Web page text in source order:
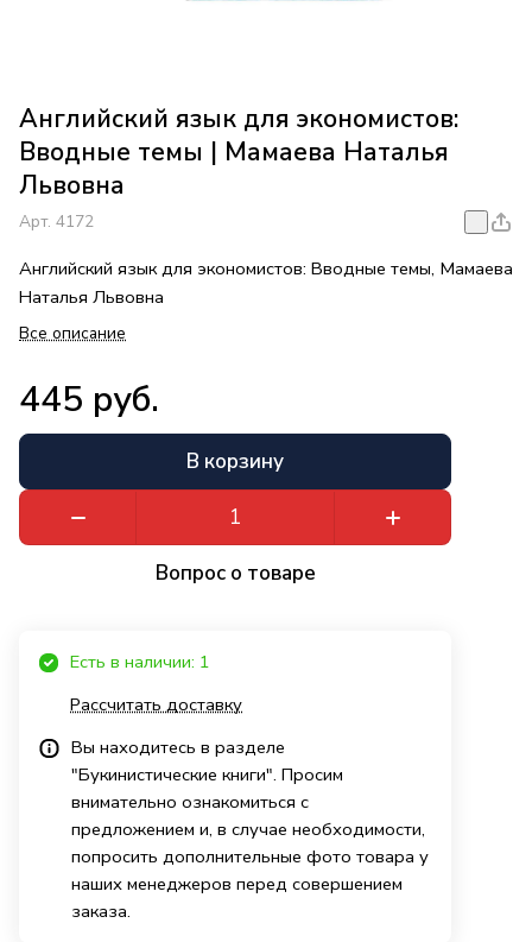
Английский язык для экономистов:
Вводные темы | Мамаева Наталья
Львовна
Арт. 4172
Английский язык для экономистов: Вводные темы, Мамаева
Наталья Львовна
Все описание
445 руб.
В корзину
Вопрос о товаре
Есть в наличии: 1
Рассчитать доставку
Вы находитесь в разделе
"Букинистические книги". Просим
внимательно ознакомиться с
предложением и, в случае необходимости,
попросить дополнительные фото товара у
наших менеджеров перед совершением
заказа.